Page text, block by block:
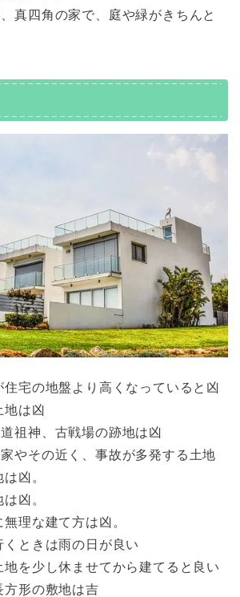
真四角の家で、庭や緑がきちんと
宅の地盤より高くなっていると凶
は凶
祖神、古戦場の跡地は凶
やその近く、事故が多発する土地
凶。
凶。
理な建て方は凶。
ときは雨の日が良い
を少し休ませてから建てると良い
形の敷地は吉